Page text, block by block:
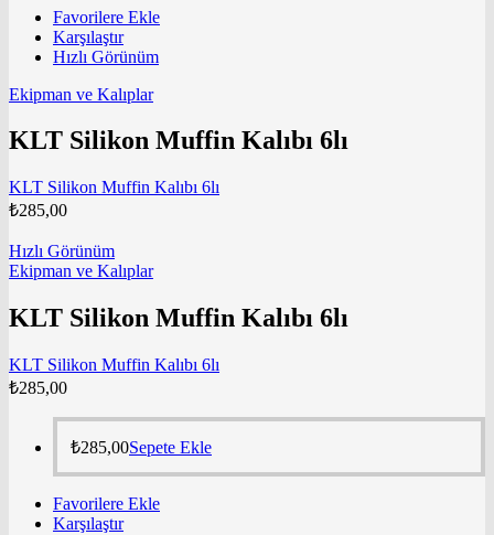
Favorilere Ekle
Karşılaştır
Hızlı Görünüm
Ekipman ve Kalıplar
KLT Silikon Muffin Kalıbı 6lı
KLT Silikon Muffin Kalıbı 6lı
₺285,00
Hızlı Görünüm
Ekipman ve Kalıplar
KLT Silikon Muffin Kalıbı 6lı
KLT Silikon Muffin Kalıbı 6lı
₺285,00
₺285,00Sepete Ekle
Favorilere Ekle
Karşılaştır